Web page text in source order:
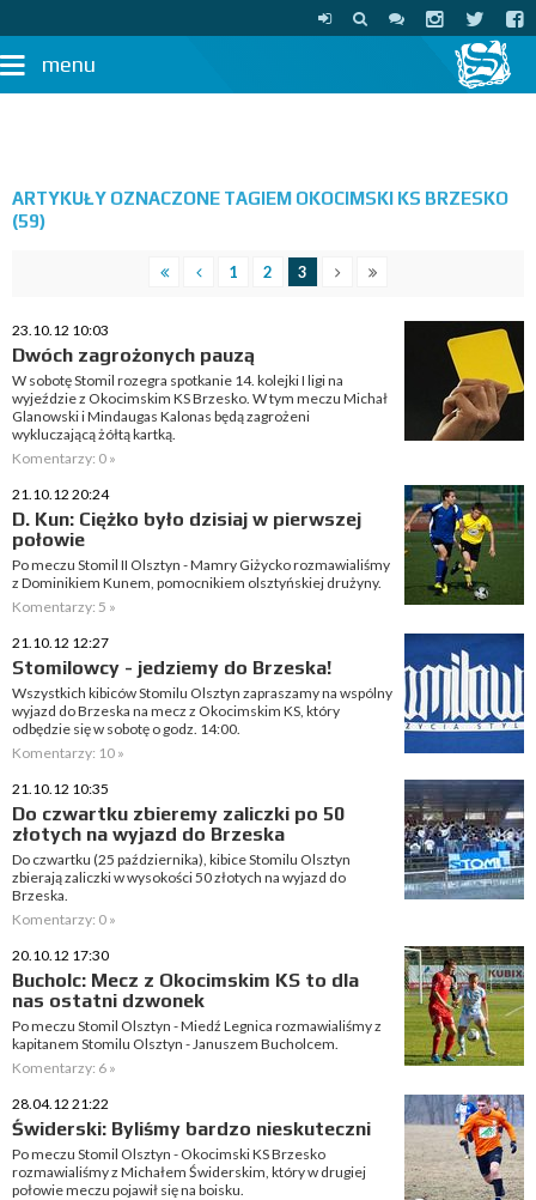
menu
ARTYKUŁY OZNACZONE TAGIEM OKOCIMSKI KS BRZESKO
(59)
1 2 3
23.10.12 10:03
Dwóch zagrożonych pauzą
W sobotę Stomil rozegra spotkanie 14. kolejki I ligi na
wyjeździe z Okocimskim KS Brzesko. W tym meczu Michał
Glanowski i Mindaugas Kalonas będą zagrożeni
wykluczającą żółtą kartką.
Komentarzy: 0 »
21.10.12 20:24
D. Kun: Ciężko było dzisiaj w pierwszej
połowie
Po meczu Stomil II Olsztyn - Mamry Giżycko rozmawialiśmy
z Dominikiem Kunem, pomocnikiem olsztyńskiej drużyny.
Komentarzy: 5 »
21.10.12 12:27
Stomilowcy - jedziemy do Brzeska!
Wszystkich kibiców Stomilu Olsztyn zapraszamy na wspólny
wyjazd do Brzeska na mecz z Okocimskim KS, który
odbędzie się w sobotę o godz. 14:00.
Komentarzy: 10 »
21.10.12 10:35
Do czwartku zbieremy zaliczki po 50
złotych na wyjazd do Brzeska
Do czwartku (25 października), kibice Stomilu Olsztyn
zbierają zaliczki w wysokości 50 złotych na wyjazd do
Brzeska.
Komentarzy: 0 »
20.10.12 17:30
Bucholc: Mecz z Okocimskim KS to dla
nas ostatni dzwonek
Po meczu Stomil Olsztyn - Miedź Legnica rozmawialiśmy z
kapitanem Stomilu Olsztyn - Januszem Bucholcem.
Komentarzy: 6 »
28.04.12 21:22
Świderski: Byliśmy bardzo nieskuteczni
Po meczu Stomil Olsztyn - Okocimski KS Brzesko
rozmawialiśmy z Michałem Świderskim, który w drugiej
połowie meczu pojawił się na boisku.